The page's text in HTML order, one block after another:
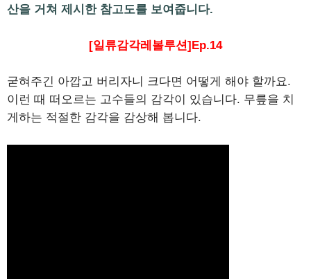
산을 거쳐 제시한 참고도를 보여줍니다.
[일류감각레볼루션]Ep.14
굳혀주긴 아깝고 버리자니 크다면 어떻게 해야 할까요.
이런 때 떠오르는 고수들의 감각이 있습니다. 무릎을 치
게하는 적절한 감각을 감상해 봅니다.